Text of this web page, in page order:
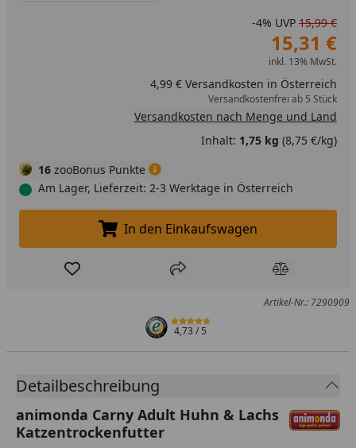
-4% UVP 15,99 €
15,31 €
inkl. 13% MwSt.
4,99 € Versandkosten in Österreich
Versandkostenfrei ab 5 Stück
Versandkosten nach Menge und Land
Inhalt: 1,75 kg (8,75 €/kg)
16 zooBonus Punkte
Am Lager, Lieferzeit: 2-3 Werktage in Österreich
In den Einkaufswagen legen
In den Einkaufswagen
Produkt zur Wunschliste hinzufügen
Teilen Produkt
Artikel-Nr.: 7290909
4,73/ 5
Detailbeschreibung
animonda Carny Adult Huhn & Lachs
Katzentrockenfutter